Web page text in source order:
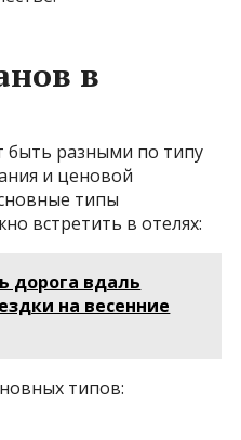
в
быть разными по типу
и ценовой
типы
встретить в отелях:
дорога вдаль
на весенние
типов: